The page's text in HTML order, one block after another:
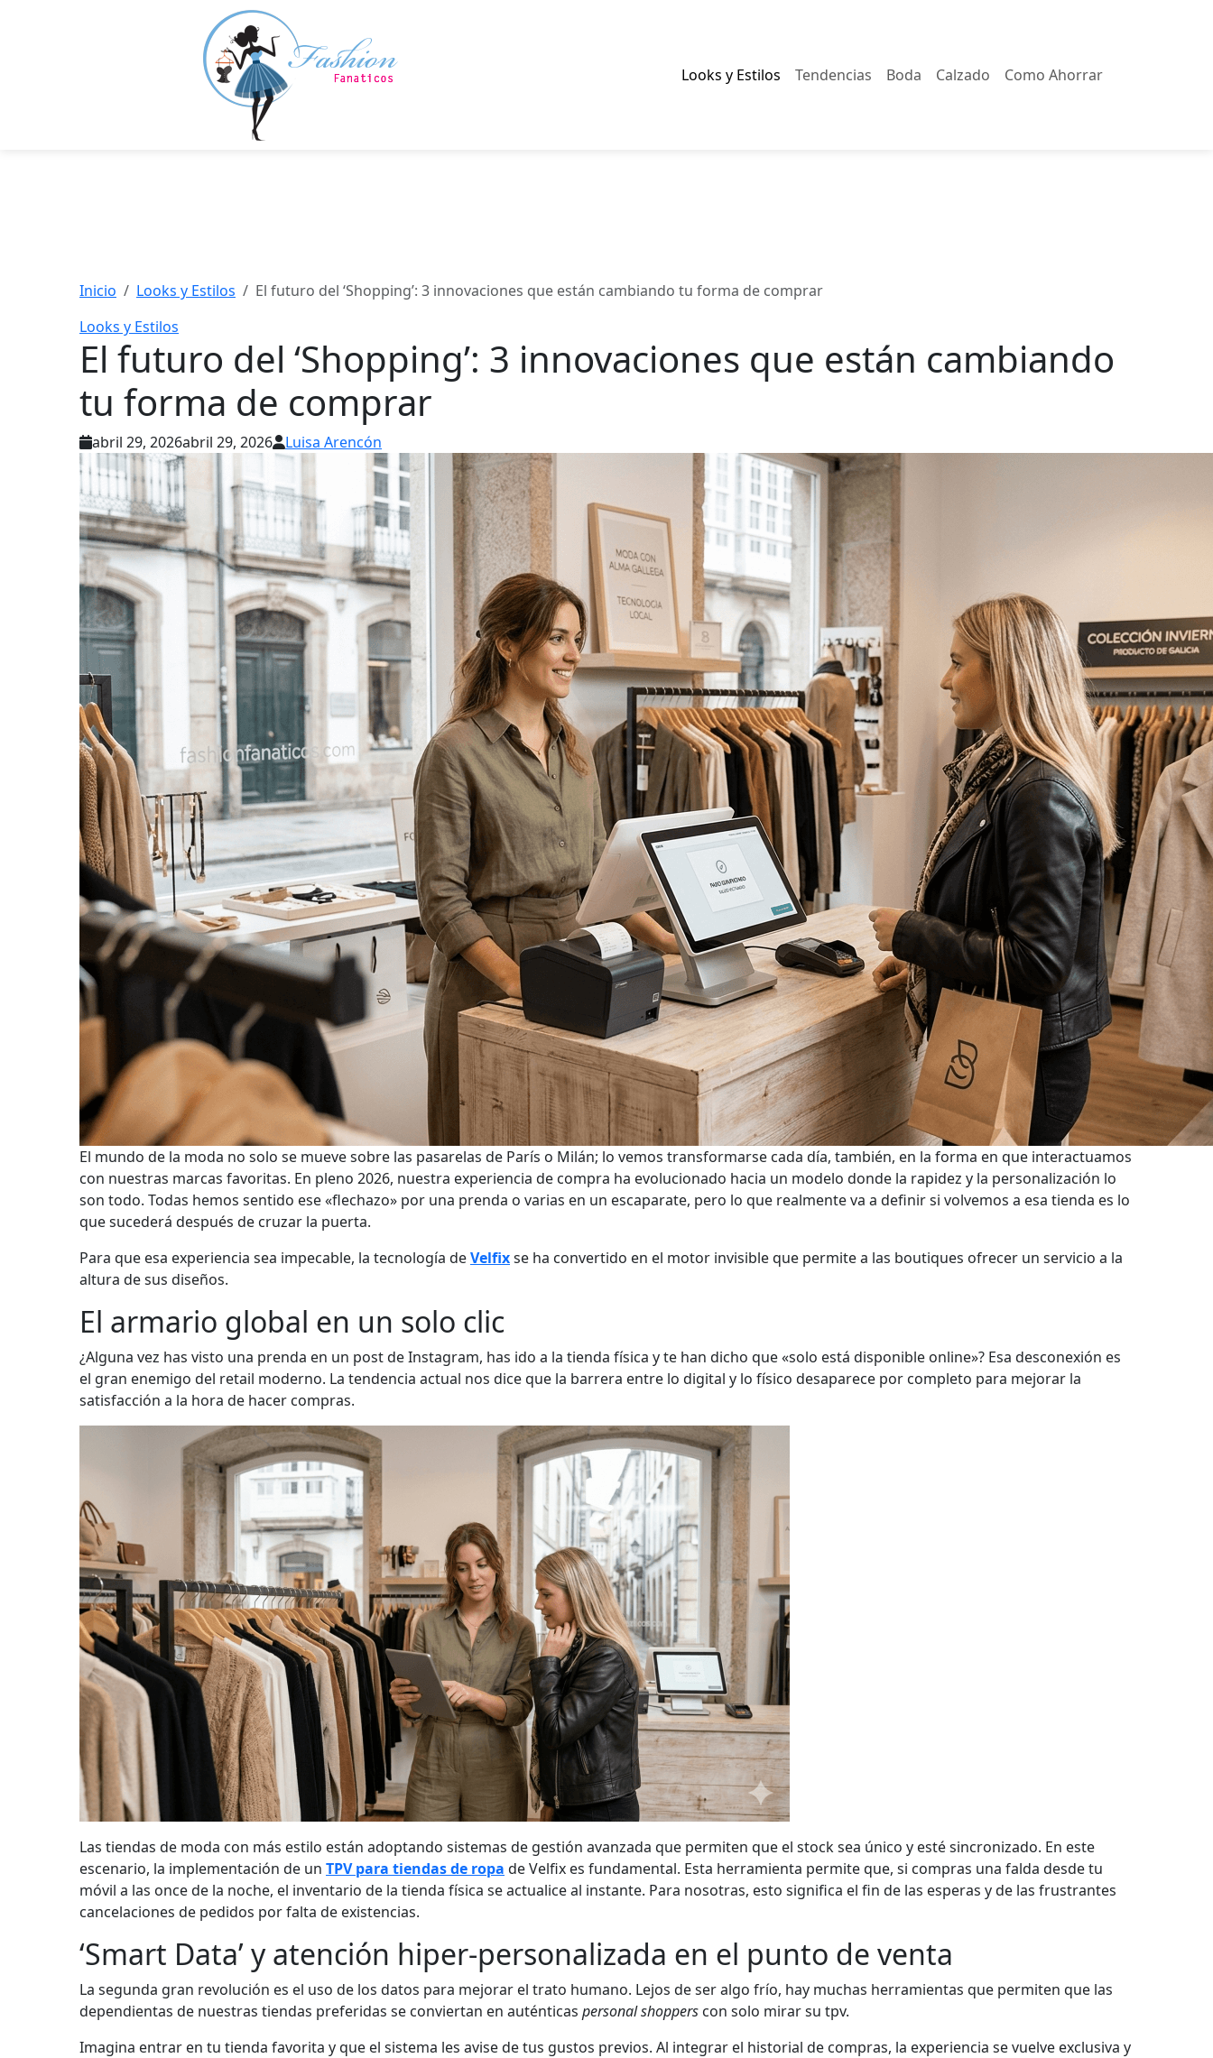
Looks y Estilos Tendencias Boda Calzado Como Ahorrar
Inicio Looks y Estilos
El futuro del ‘Shopping’: 3 innovaciones que están cambiando tu forma de comprar
Looks y Estilos
El futuro del ‘Shopping’: 3 innovaciones que están cambiando
tu forma de comprar
abril 29, 2026abril 29, 2026 Luisa Arencón
El mundo de la moda no solo se mueve sobre las pasarelas de París o Milán; lo vemos transformarse cada día, también, en la forma en que interactuamos
con nuestras marcas favoritas. En pleno 2026, nuestra experiencia de compra ha evolucionado hacia un modelo donde la rapidez y la personalización lo
son todo. Todas hemos sentido ese «flechazo» por una prenda o varias en un escaparate, pero lo que realmente va a definir si volvemos a esa tienda es lo
que sucederá después de cruzar la puerta.
Para que esa experiencia sea impecable, la tecnología deVelfixse ha convertido en el motor invisible que permite a las boutiques ofrecer un servicio a la
altura de sus diseños.
El armario global en un solo clic
¿Alguna vez has visto una prenda en un post de Instagram, has ido a la tienda física y te han dicho que «solo está disponible online»? Esa desconexión es
el gran enemigo del retail moderno. La tendencia actual nos dice que la barrera entre lo digital y lo físico desaparece por completo para mejorar la
satisfacción a la hora de hacer compras.
Las tiendas de moda con más estilo están adoptando sistemas de gestión avanzada que permiten que el stock sea único y esté sincronizado. En este
escenario, la implementación de un TPV para tiendas de ropa de Velfix es fundamental. Esta herramienta permite que, si compras una falda desde tu
móvil a las once de la noche, el inventario de la tienda física se actualice al instante. Para nosotras, esto significa el fin de las esperas y de las frustrantes
cancelaciones de pedidos por falta de existencias.
‘Smart Data’ y atención hiper-personalizada en el punto de venta
La segunda gran revolución es el uso de los datos para mejorar el trato humano. Lejos de ser algo frío, hay muchas herramientas que permiten que las
dependientas de nuestras tiendas preferidas se conviertan en auténticas personal shoppers con solo mirar su tpv.
Imagina entrar en tu tienda favorita y que el sistema les avise de tus gustos previos. Al integrar el historial de compras, la experiencia se vuelve exclusiva y